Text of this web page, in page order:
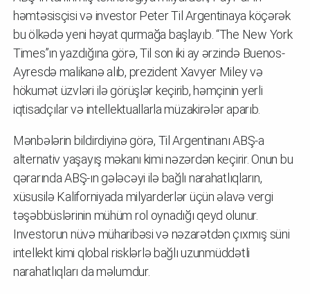
həmtəsisçisi və investor Peter Til Argentinaya köçərək
bu ölkədə yeni həyat qurmağa başlayıb. “The New York
Times”ın yazdığına görə, Til son iki ay ərzində Buenos-
Ayresdə malikanə alıb, prezident Xavyer Miley və
hökumət üzvləri ilə görüşlər keçirib, həmçinin yerli
iqtisadçılar və intellektuallarla müzakirələr aparıb.
Mənbələrin bildirdiyinə görə, Til Argentinanı ABŞ-a
alternativ yaşayış məkanı kimi nəzərdən keçirir. Onun bu
qərarında ABŞ-ın gələcəyi ilə bağlı narahatlıqların,
xüsusilə Kaliforniyada milyarderlər üçün əlavə vergi
təşəbbüslərinin mühüm rol oynadığı qeyd olunur.
Investorun nüvə müharibəsi və nəzarətdən çıxmış süni
intellekt kimi qlobal risklərlə bağlı uzunmüddətli
narahatlıqları da məlumdur.